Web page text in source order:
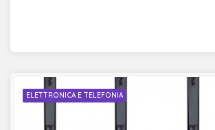
ELETTRONICA E TELEFONIA